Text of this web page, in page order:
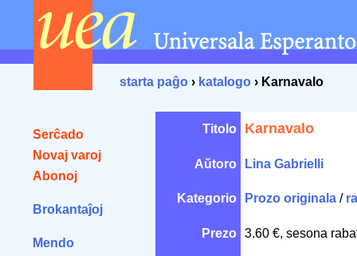
starta paĝo › katalogo › Karnavalo
Serĉado
Novaj varoj
Abonoj
Brokantaĵoj
Mendo
Titolo Karnavalo
Aŭtoro Lina Gabrielli
Kategorio Prozo originala /
Prezo 3.60 €, sesona